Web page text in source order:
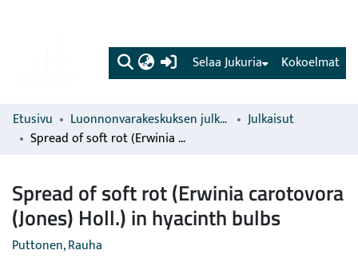
(current) Kokoelmat
Selaa Jukuria
Etusivu Luonnonvarakeskuksen julkaisut
Julkaisut
Spread of soft rot (Erwinia carotovora (Jones) Holl.) in hyacinth bulbs
Spread of soft rot (Erwinia carotovora
(Jones) Holl.) in hyacinth bulbs
Puttonen, Rauha